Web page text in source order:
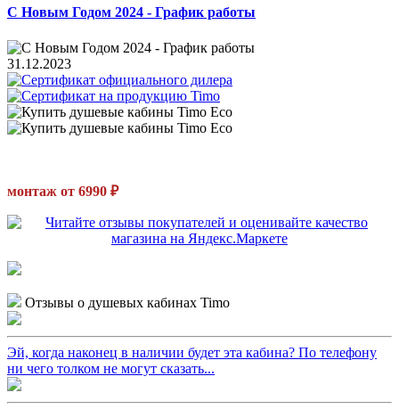
С Новым Годом 2024 - График работы
31.12.2023
монтаж от 6990 ₽
Отзывы о душевых кабинах Timo
Эй, когда наконец в наличии будет эта кабина? По телефону
ни чего толком не могут сказать...